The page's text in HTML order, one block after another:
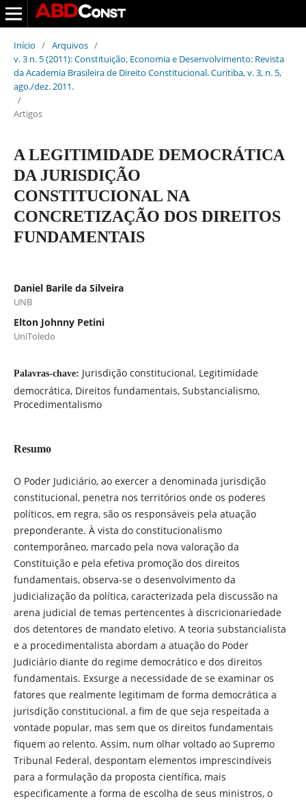
Início / Arquivos /
v. 3 n. 5 (2011): Constituição, Economia e Desenvolvimento: Revista
da Academia Brasileira de Direito Constitucional. Curitiba, v. 3, n. 5,
ago./dez. 2011.
/
Artigos
A LEGITIMIDADE DEMOCRÁTICA
DA JURISDIÇÃO
CONSTITUCIONAL NA
CONCRETIZAÇÃO DOS DIREITOS
FUNDAMENTAIS
Daniel Barile da Silveira
UNB
Elton Johnny Petini
UniToledo
Palavras-chave: Jurisdição constitucional, Legitimidade
democrática, Direitos fundamentais, Substancialismo,
Procedimentalismo
Resumo
O Poder Judiciário, ao exercer a denominada jurisdição
constitucional, penetra nos territórios onde os poderes
políticos, em regra, são os responsáveis pela atuação
preponderante. À vista do constitucionalismo
contemporâneo, marcado pela nova valoração da
Constituição e pela efetiva promoção dos direitos
fundamentais, observa-se o desenvolvimento da
judicialização da política, caracterizada pela discussão na
arena judicial de temas pertencentes à discricionariedade
dos detentores de mandato eletivo. A teoria substancialista
e a procedimentalista abordam a atuação do Poder
Judiciário diante do regime democrático e dos direitos
fundamentais. Exsurge a necessidade de se examinar os
fatores que realmente legitimam de forma democrática a
jurisdição constitucional, a fim de que seja respeitada a
vontade popular, mas sem que os direitos fundamentais
fiquem ao relento. Assim, num olhar voltado ao Supremo
Tribunal Federal, despontam elementos imprescindíveis
para a formulação da proposta científica, mais
especificamente a forma de escolha de seus ministros, o